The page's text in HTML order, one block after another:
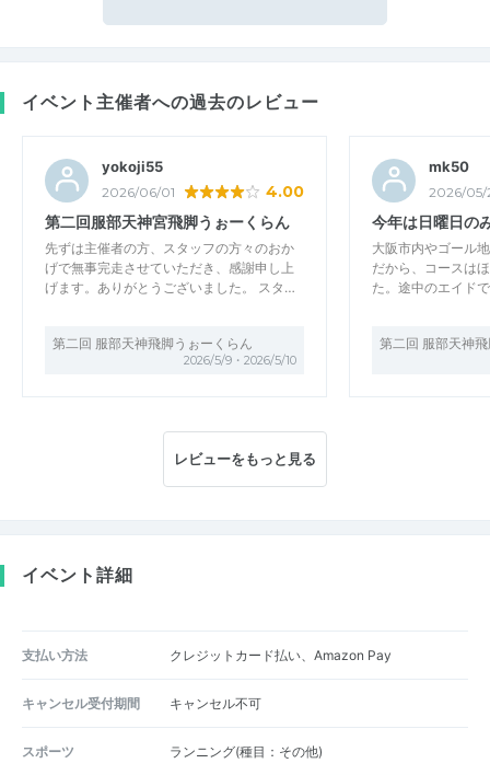
イベント主催者への過去のレビュー
yokoji55
2026/06/01 4.00
第二回服部天神宮飛脚うぉーくらん
先ずは主催者の方、スタッフの方々のおか
げで無事完走させていただき、感謝申し上
げます。ありがとうございました。 スタ…
第二回 服部天神飛脚うぉーくらん
2026/5/9・2026/5/10
mk50
2026/05/
今年は日曜日の
大阪市内やゴール
だから、コースは
た。途中のエイド
第二回 服部天神
レビューをもっと見る
イベント詳細
支払い方法 クレジットカード払い、Amazon Pay
キャンセル受付期間 キャンセル不可
スポーツ ランニング(種目：その他)